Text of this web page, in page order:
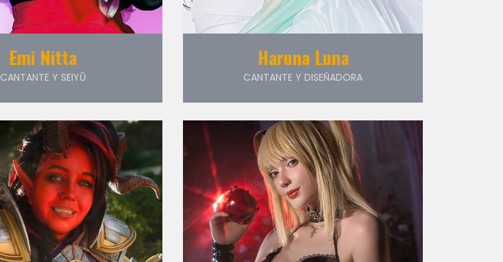
Emi Nitta
CANTANTE Y SEIYŪ
Haruna Luna
CANTANTE Y DISEÑADORA